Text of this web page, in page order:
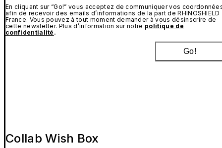
En cliquant sur “Go!” vous acceptez de communiquer vos
afin de recevoir des emails d’informations de la part de RHINOSHIELD
France. Vous pouvez à tout moment demander à vous désinscrire de
cette newsletter. Plus d’information sur notre politique de
confidentialité .
Go!
Collab Wish Box